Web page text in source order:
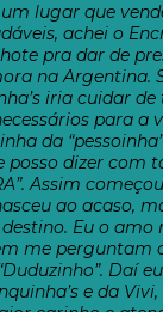
lugar que
achei o
pra dar de
na Argentina.
iria cuidar de
para a
da
posso dizer com
Assim
ao acaso,
Eu o amo
me perguntam
Daí
e da